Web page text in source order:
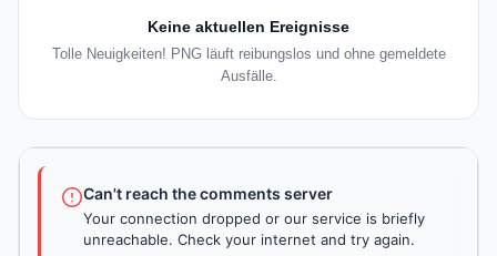
Keine aktuellen Ereignisse
Tolle Neuigkeiten! PNG läuft reibungslos und ohne gemeldete
Ausfälle.
Can't reach the comments server
Your connection dropped or our service is briefly
unreachable. Check your internet and try again.